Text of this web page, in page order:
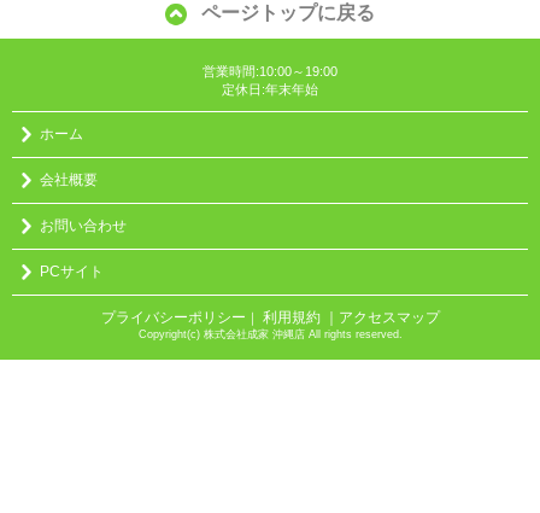
ページトップに戻る
営業時間:10:00～19:00
定休日:年末年始
ホーム
会社概要
お問い合わせ
PCサイト
プライバシーポリシー ｜ 利用規約 ｜アクセスマップ
Copyright(c) 株式会社成家 沖縄店 All rights reserved.